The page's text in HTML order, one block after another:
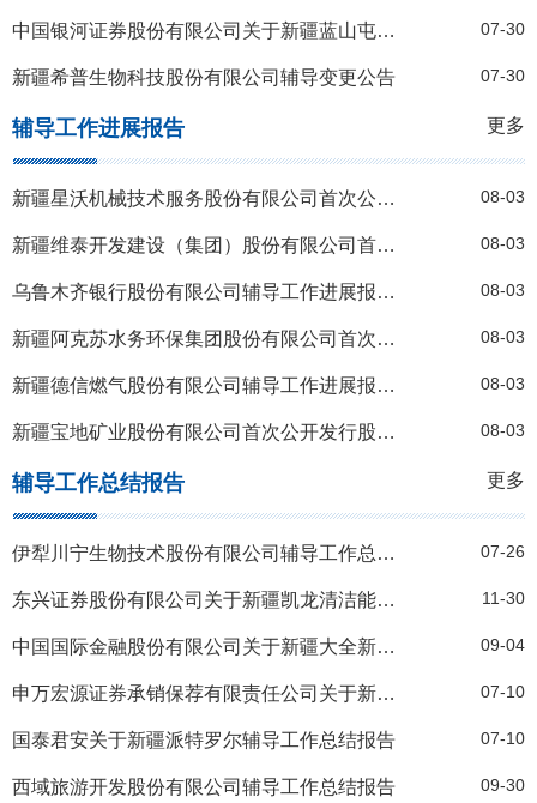
中国银河证券股份有限公司关于新疆蓝山屯河科技股份有限公司首次公开发行股票并上市辅导基本情况（变更）公告 07-30
新疆希普生物科技股份有限公司辅导变更公告 07-30
辅导工作进展报告 更多
新疆星沃机械技术服务股份有限公司首次公开发行股票辅导工作进展报告20210630 08-03
新疆维泰开发建设（集团）股份有限公司首次公开发行股票辅导工作进展报告20210630 08-03
乌鲁木齐银行股份有限公司辅导工作进展报告20210630 08-03
新疆阿克苏水务环保集团股份有限公司首次公开发行股票辅导工作进展报告20210630 08-03
新疆德信燃气股份有限公司辅导工作进展报告20210630 08-03
新疆宝地矿业股份有限公司首次公开发行股票辅导工作进展报告20210630 08-03
辅导工作总结报告 更多
伊犁川宁生物技术股份有限公司辅导工作总结报告20210630 07-26
东兴证券股份有限公司关于新疆凯龙清洁能源股份有限公司首次公开发行股票辅导工作总结报告.pdf 11-30
中国国际金融股份有限公司关于新疆大全新能源股份有限公司首次公开发行A股股票并上市辅导工作总结报告 09-04
申万宏源证券承销保荐有限责任公司关于新疆钵施然智能农机股份有限公司辅导工作总结报告 07-10
国泰君安关于新疆派特罗尔辅导工作总结报告 07-10
西域旅游开发股份有限公司辅导工作总结报告 09-30